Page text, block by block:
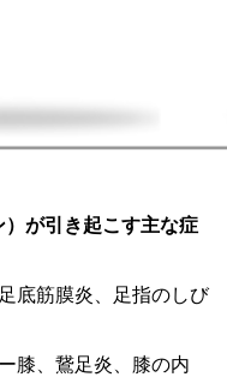
）が引き起こす主な症
底筋膜炎、足指のしび
膝、鵞足炎、膝の内